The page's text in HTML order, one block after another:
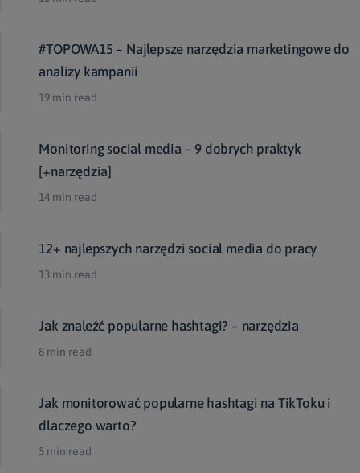
#TOPOWA15 – Najlepsze narzędzia marketingowe do
analizy kampanii
19 min read
Monitoring social media – 9 dobrych praktyk
[+narzędzia]
14 min read
12+ najlepszych narzędzi social media do pracy
13 min read
Jak znaleźć popularne hashtagi? – narzędzia
8 min read
Jak monitorować popularne hashtagi na TikToku i
dlaczego warto?
5 min read